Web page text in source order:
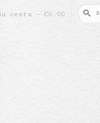
Buscar
por:
cesta - €0.00